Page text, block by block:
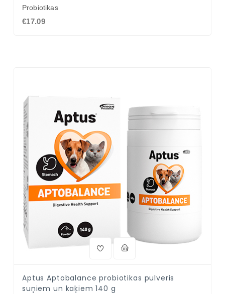
Probiotikas
€17.09
Aptus Aptobalance probiotikas pulveris
suņiem un kaķiem 140 g